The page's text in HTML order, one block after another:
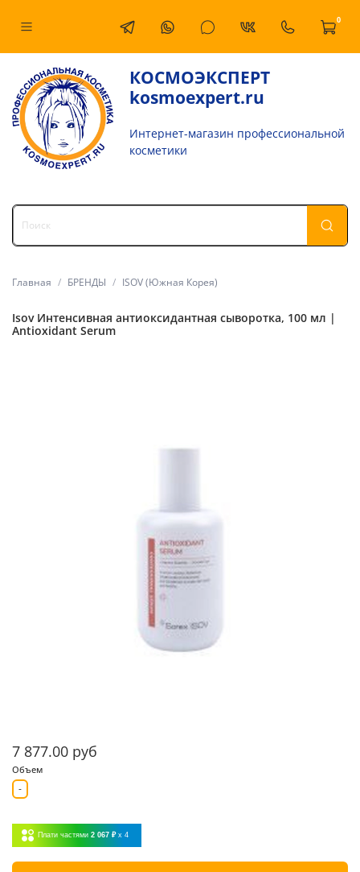
0
КОСМОЭКСПЕРТ
kosmoexpert.ru
Интернет-магазин профессиональной
косметики
Главная БРЕНДЫ ISOV (Южная Корея)
Isov Интенсивная антиоксидантная сыворотка, 100 мл |
Antioxidant Serum
7 877.00 руб
Объем
-
Плати частями 2 067 ₽ x 4